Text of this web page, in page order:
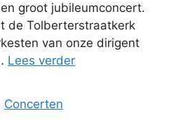
groot jubileumconcert.
de Tolberterstraatkerk
van onze dirigent
Lees verder
Concerten